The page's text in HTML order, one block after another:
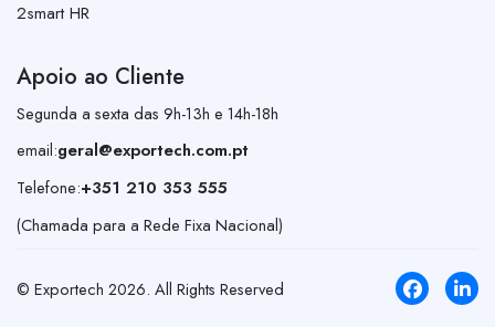
2smart HR
Apoio ao Cliente
Segunda a sexta das 9h-13h e 14h-18h
email:geral@exportech.com.pt
Telefone:+351 210 353 555
(Chamada para a Rede Fixa Nacional)
© Exportech 2026. All Rights Reserved